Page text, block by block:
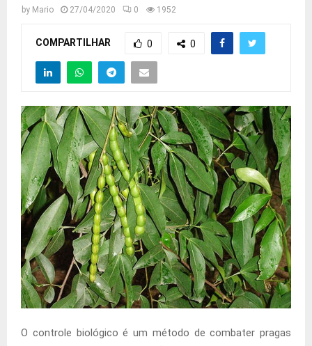
by Mario 27/04/2020 0 1952
COMPARTILHAR 0 0
O controle biológico é um método de combater pragas